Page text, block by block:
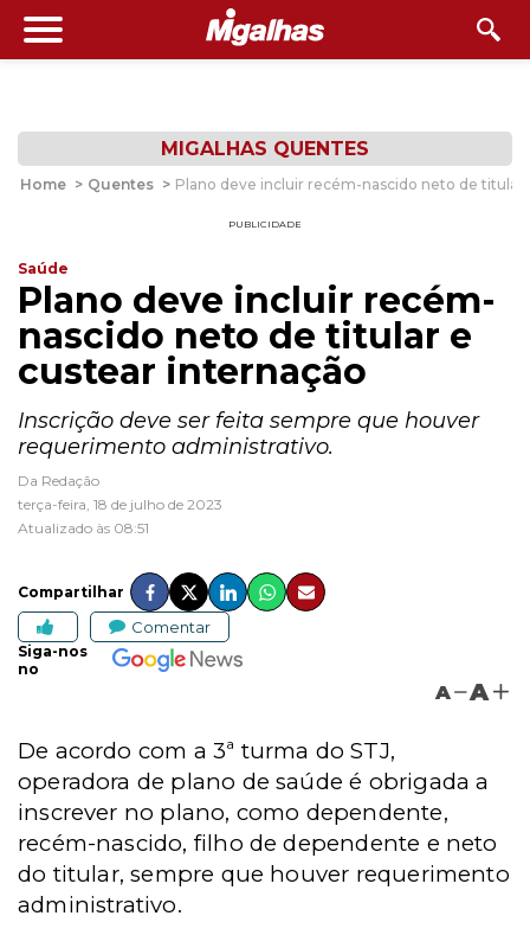
MIGALHAS QUENTES
Home > Quentes > Plano deve incluir recém-nascido neto de titular
PUBLICIDADE
Saúde
Plano deve incluir recém-
nascido neto de titular e
custear internação
Inscrição deve ser feita sempre que houver
requerimento administrativo.
Da Redação
terça-feira, 18 de julho de 2023
Atualizado às 08:51
Compartilhar
Comentar
Siga-nos
no
A A
De acordo com a 3ª turma do STJ,
operadora de plano de saúde é obrigada a
inscrever no plano, como dependente,
recém-nascido, filho de dependente e neto
do titular, sempre que houver requerimento
administrativo.